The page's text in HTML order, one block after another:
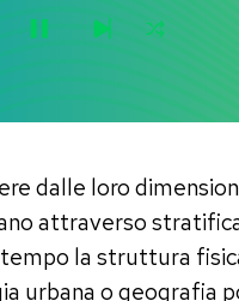
dalle loro
attraverso
la struttura
urbana o geografia